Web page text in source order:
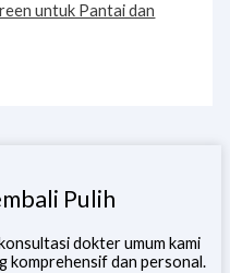
untuk Pantai dan
Pulih
dokter umum kami
komprehensif dan personal.